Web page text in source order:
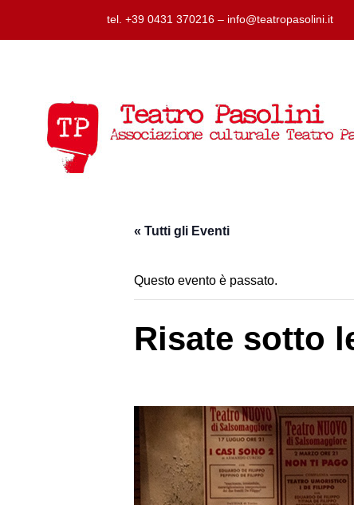
tel. +39 0431 370216 – info@teatropasolini.it
« Tutti gli Eventi
Questo evento è passato.
Risate sotto